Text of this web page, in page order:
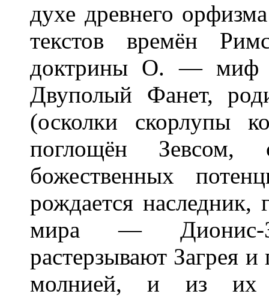
духе древнего
текстов времён
доктрины О. — миф о
Двуполый Фанет,
(осколки скорлупы
поглощён Зевсом,
божественных
рождается наследник,
мира — Дионис-
растерзывают Загрея
молнией, и из их